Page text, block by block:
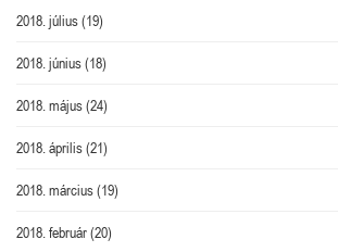
2018. július(19)
2018. június(18)
2018. május(24)
2018. április(21)
2018. március(19)
2018. február(20)